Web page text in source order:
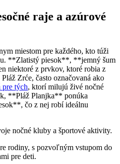
raje a azúrové
miestom pre každého, kto túži
**Zlatistý piesok**, **jemný ‍šum
niektoré z prvkov, ktoré robia z
Zrće, často označovaná ‌ako
pre tých,‌ ktorí milujú živé nočné
**Pláž Planjka** ponúka
čo z nej robí ⁤ideálnu
nočné kluby a ​športové aktivity.
rodiny, s pozvoľným vstupom do
pre deti.